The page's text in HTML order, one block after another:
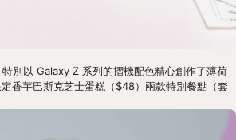
別以 Galaxy Z 系列的摺機配色精心創作了薄荷
香芋巴斯克芝士蛋糕（$48）兩款特別餐點（套